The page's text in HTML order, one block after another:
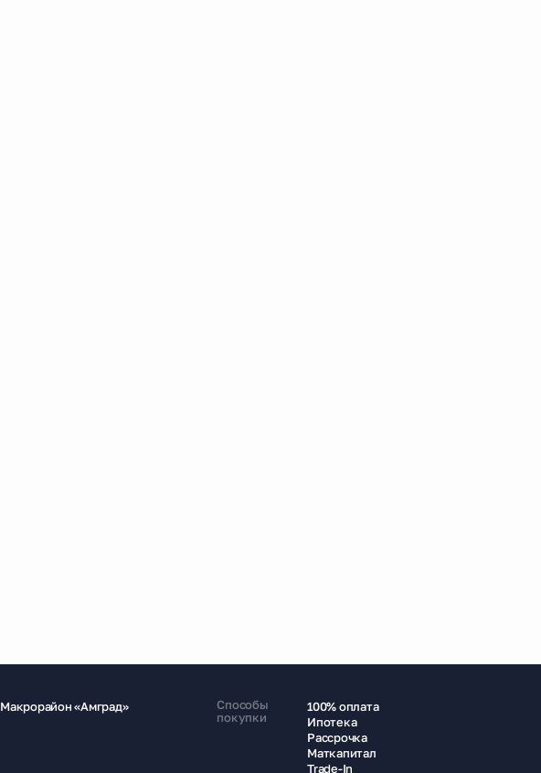
Макрорайон «Амград»
Способы
покупки
100% оплата
Ипотека
Рассрочка
Маткапитал
Trade-In